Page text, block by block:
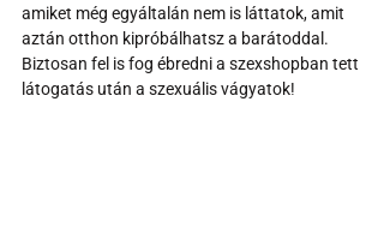
amiket még egyáltalán nem is láttatok, amit
aztán otthon kipróbálhatsz a barátoddal.
Biztosan fel is fog ébredni a szexshopban tett
látogatás után a szexuális vágyatok!